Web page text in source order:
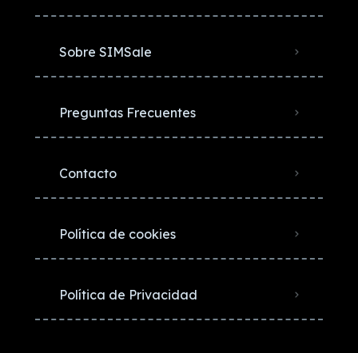
Sobre SIMSale
Preguntas Frecuentes
Contacto
Política de cookies
Política de Privacidad